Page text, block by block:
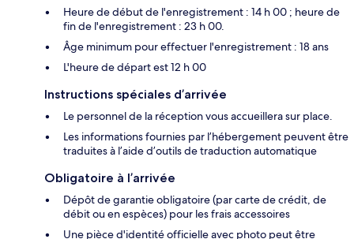
Heure de début de l'enregistrement : 14 h 00 ; heure de
fin de l'enregistrement : 23 h 00.
Âge minimum pour effectuer l'enregistrement : 18 ans
L'heure de départ est 12 h 00
Instructions spéciales d’arrivée
Le personnel de la réception vous accueillera sur place.
Les informations fournies par l’hébergement peuvent être
traduites à l’aide d’outils de traduction automatique
Obligatoire à l’arrivée
Dépôt de garantie obligatoire (par carte de crédit, de
débit ou en espèces) pour les frais accessoires
Une pièce d'identité officielle avec photo peut être